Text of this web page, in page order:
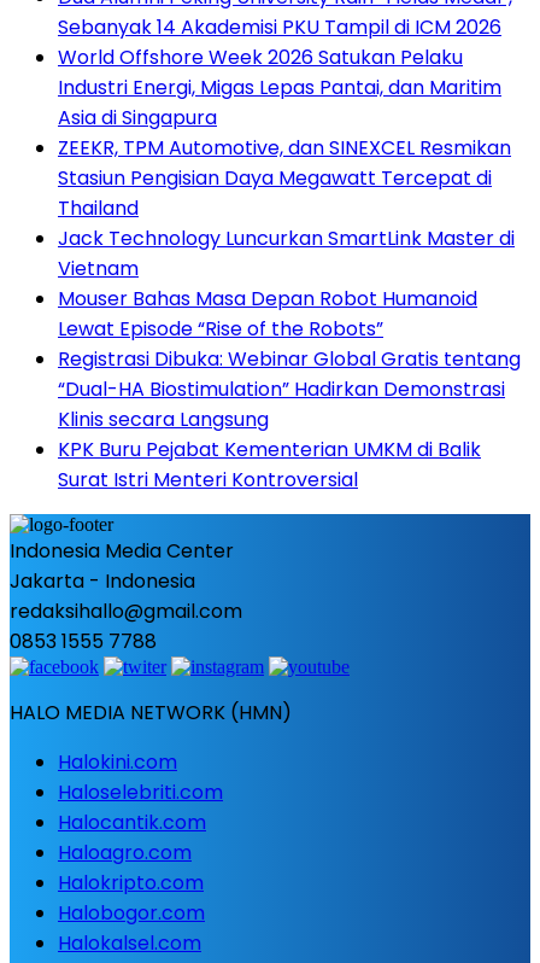
Sebanyak 14 Akademisi PKU Tampil di ICM 2026
World Offshore Week 2026 Satukan Pelaku
Industri Energi, Migas Lepas Pantai, dan Maritim
Asia di Singapura
ZEEKR, TPM Automotive, dan SINEXCEL Resmikan
Stasiun Pengisian Daya Megawatt Tercepat di
Thailand
Jack Technology Luncurkan SmartLink Master di
Vietnam
Mouser Bahas Masa Depan Robot Humanoid
Lewat Episode “Rise of the Robots”
Registrasi Dibuka: Webinar Global Gratis tentang
“Dual-HA Biostimulation” Hadirkan Demonstrasi
Klinis secara Langsung
KPK Buru Pejabat Kementerian UMKM di Balik
Surat Istri Menteri Kontroversial
Indonesia Media Center
Jakarta - Indonesia
redaksihallo@gmail.com
0853 1555 7788
HALO MEDIA NETWORK (HMN)
Halokini.com
Haloselebriti.com
Halocantik.com
Haloagro.com
Halokripto.com
Halobogor.com
Halokalsel.com